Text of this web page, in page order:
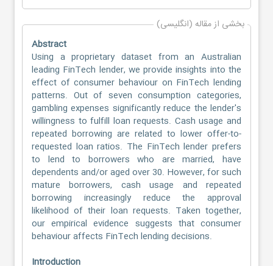
بخشی از مقاله (انگلیسی)
Abstract
Using a proprietary dataset from an Australian
leading FinTech lender, we provide insights into the
effect of consumer behaviour on FinTech lending
patterns. Out of seven consumption categories,
gambling expenses significantly reduce the lender's
willingness to fulfill loan requests. Cash usage and
repeated borrowing are related to lower offer-to-
requested loan ratios. The FinTech lender prefers
to lend to borrowers who are married, have
dependents and/or aged over 30. However, for such
mature borrowers, cash usage and repeated
borrowing increasingly reduce the approval
likelihood of their loan requests. Taken together,
our empirical evidence suggests that consumer
behaviour affects FinTech lending decisions.
Introduction